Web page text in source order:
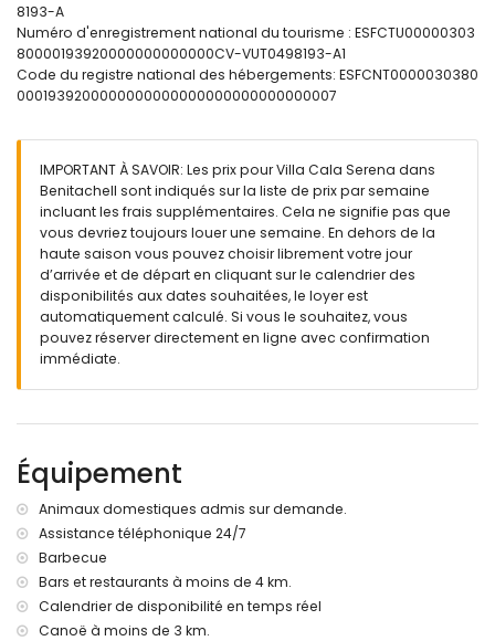
ventilateur
chambre avec climatisation, 2 lits simples et ventilateur
salle de bains avec lavabo simple, baignoire/douche et
toilettes
salle de bains avec lavabo simple, douche et toilettes
grand terrain clos
piscine privée en forme de rein mesurant 9m x 4m et 1,9m
de profondeur
jardin avec gravier et mobilier de jardin avec transats
terrasse couverte
barbecue
coin salon extérior et coin repas extérieur
garage privé
Informations supplémentaires
kilomètres de la villa)
kilomètres de la villa)
port le plus proche : El Portet, Moraira (à moins de 10
kilomètres de la villa)
parc le plus proche : Circle Park, Moraira (à moins de 10
kilomètres de la villa)
aéroport le plus proche : Alicante (à moins de 100
kilomètres de la villa)
deuxième aéroport le plus proche : Valence (à moins de
8193-A
Numéro d'enregistrement national du tourisme : ESFCTU00000303
80000193920000000000000CV-VUT0498193-A1
Code du registre national des hébergements: ESFCNT0000030380
0001939200000000000000000000000000007
IMPORTANT À SAVOIR: Les prix pour Villa Cala Serena dans
Benitachell sont indiqués sur la liste de prix par semaine
incluant les frais supplémentaires. Cela ne signifie pas que
vous devriez toujours louer une semaine. En dehors de la
haute saison vous pouvez choisir librement votre jour
d’arrivée et de départ en cliquant sur le calendrier des
disponibilités aux dates souhaitées, le loyer est
automatiquement calculé. Si vous le souhaitez, vous
pouvez réserver directement en ligne avec confirmation
immédiate.
Équipement
Animaux domestiques admis sur demande.
Assistance téléphonique 24/7
Barbecue
Bars et restaurants à moins de 4 km.
Calendrier de disponibilité en temps réel
Canoë à moins de 3 km.